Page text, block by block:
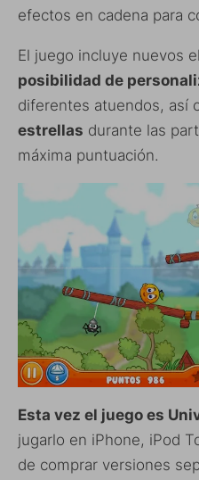
efectos en cadena para
El juego incluye nuevos
posibilidad de
diferentes atuendos, así
estrellas durante las
máxima puntuación.
Esta vez el juego es
jugarlo en iPhone, iPod
de comprar versiones